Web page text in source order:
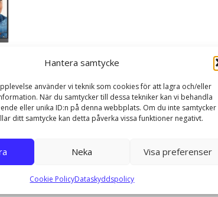
Hantera samtycke
använder vi teknik som cookies för att lagra och/eller
När du samtycker till dessa tekniker kan vi behandla
eller unika ID:n på denna webbplats. Om du inte samtycker
ditt samtycke kan detta påverka vissa funktioner negativt.
Neka Visa preferenser
Cookie PolicyDataskyddspolicy